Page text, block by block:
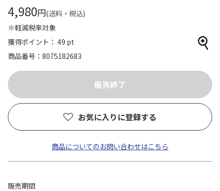
4,980円(送料・税込)
※軽減税率対象
獲得ポイント： 49 pt
商品番号
8075182683
お気に入りに登録する
商品についてのお問い合わせはこちら
販売期間